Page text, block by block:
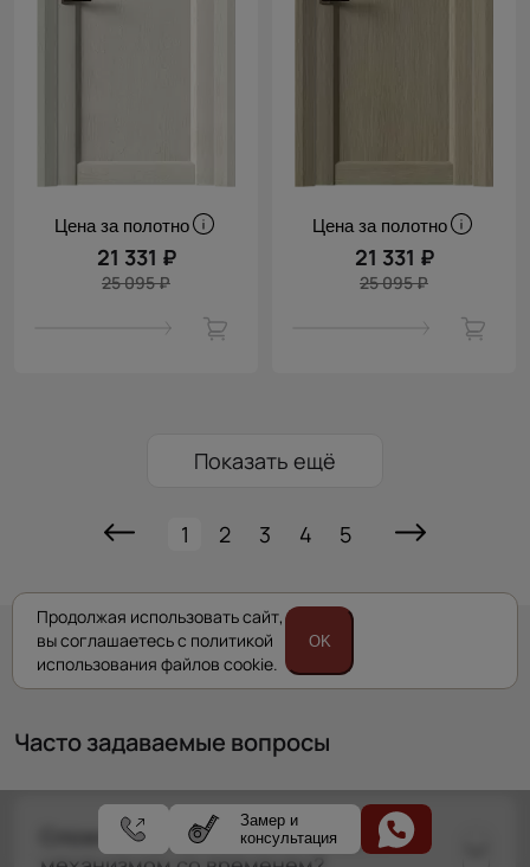
Цена за полотно
21 331 ₽
25 095 ₽
Цена за полотно
21 331 ₽
25 095 ₽
Показать ещё
1 2 3 4 5
Часто задаваемые вопросы
Сложно ли ухаживать за складным
Замер и
консультация
Продолжая использовать сайт,
вы соглашаетесь с политикой
использования файлов cookie.
OK